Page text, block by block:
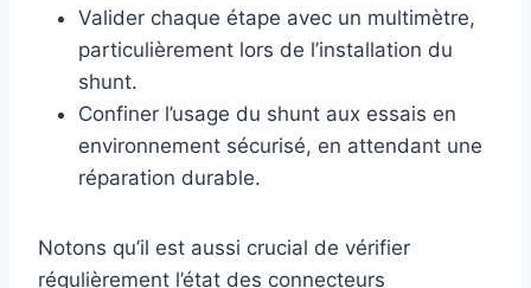
Valider chaque étape avec un multimètre,
particulièrement lors de l’installation du
shunt.
Confiner l’usage du shunt aux essais en
environnement sécurisé, en attendant une
réparation durable.
Notons qu’il est aussi crucial de vérifier
régulièrement l’état des connecteurs